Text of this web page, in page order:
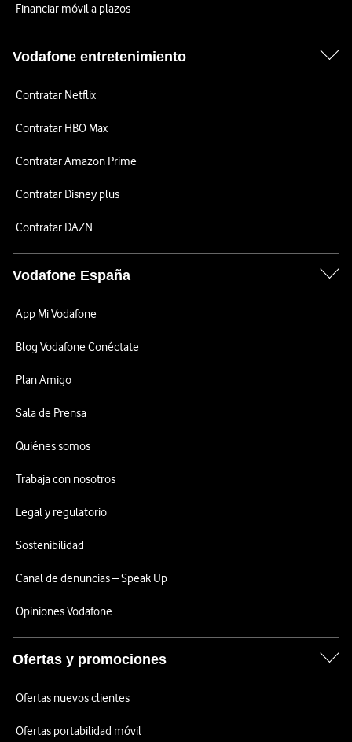
Financiar móvil a plazos
Vodafone entretenimiento
Contratar Netflix
Contratar HBO Max
Contratar Amazon Prime
Contratar Disney plus
Contratar DAZN
Vodafone España
App Mi Vodafone
Blog Vodafone Conéctate
Plan Amigo
Sala de Prensa
Quiénes somos
Trabaja con nosotros
Legal y regulatorio
Sostenibilidad
Canal de denuncias – Speak Up
Opiniones Vodafone
Ofertas y promociones
Ofertas nuevos clientes
Ofertas portabilidad móvil